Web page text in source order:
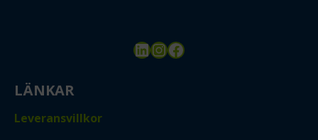
LinkedIn
Instagram
Facebook
LÄNKAR
Leveransvillkor